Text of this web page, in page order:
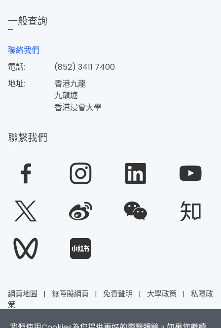
一般查詢
聯絡我們
電話:
(852) 3411 7400
地址:
香港九龍
九龍塘
香港浸會大學
聯繫我們
網頁地圖 | 無障礙網頁 | 免責聲明 | 大學政策 |
私隱政
策